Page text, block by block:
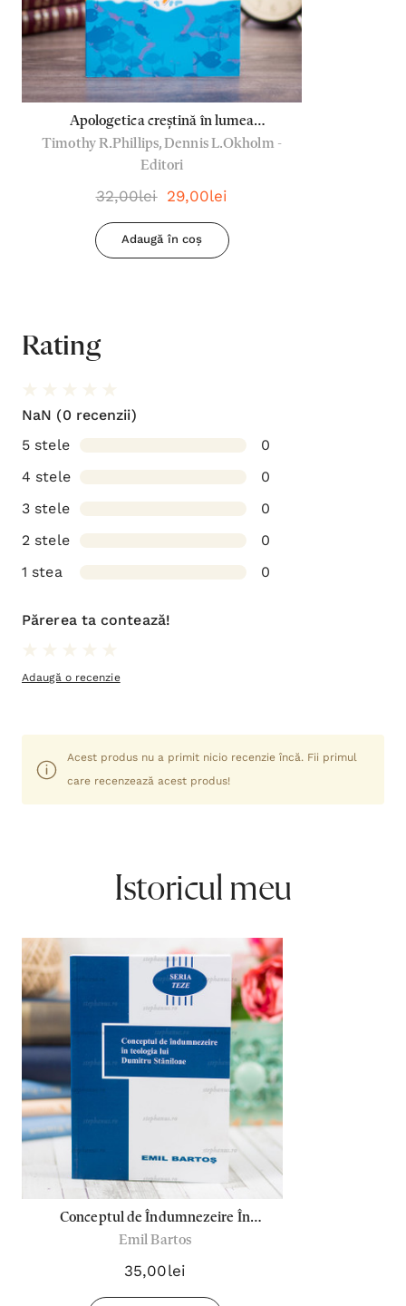
Apologetica creștină în lumea
postmodernă
Timothy R.Phillips, Dennis L.Okholm -
Editori
32,00lei 29,00lei
Adaugă în coș
Rating
NaN (0 recenzii)
5 stele
0
4 stele
0
3 stele
0
2 stele
0
1 stea
0
Părerea ta contează!
Adaugă o recenzie
Acest produs nu a primit nicio recenzie încă. Fii primul
care recenzează acest produs!
Istoricul meu
Conceptul de Îndumnezeire În
Teologia lui Dumitru Staniloae - Emil
Bartos
Emil Bartos
35,00lei